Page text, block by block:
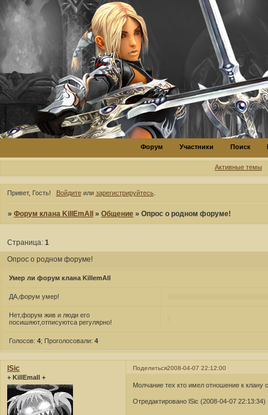
Форум Участники Поиск
Активные темы
Привет, Гость! Войдитеили зарегистрируйтесь.
»Форум клана KillEmAll »Общение »Опрос о родном форуме!
Опрос о родном форуме!
Страница:1
Умер ли форум клана KillemAll
ДА,форум умер!
Нет,форум жив и люди его
посишяют,отписуютса регулярно!
Голосов: 4; Проголосовали: 4
Поделиться2008-04-07 22:12:00
lSic
+ KillEmall +
Молчание тех кто имел отношение к клану
Отредактировано lSic (2008-04-07 22:13:34)